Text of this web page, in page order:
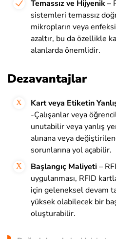
Temassız ve Hijyenik–
sistemleri temassız
mikropların veya
azaltır, bu da özellikle
alanlarda önemlidir.
Dezavantajlar
Kart veya Etiketin
-Çalışanlar veya
unutabilir veya yanlış
alınana veya
sorunlarına yol açabilir.
Başlangıç Maliyeti –
uygulanması, RFID
için geleneksel devam
yüksek olabilecek bir
oluşturabilir.